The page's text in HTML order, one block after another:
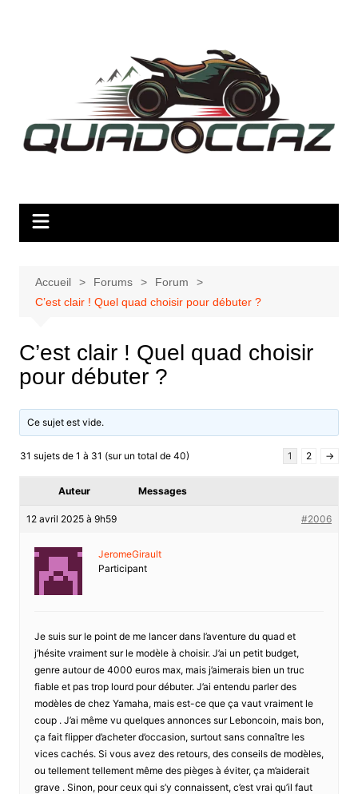
Accueil Forums
Forum
C’est clair ! Quel quad choisir pour débuter ?
C’est clair ! Quel quad choisir
pour débuter ?
Ce sujet est vide.
31 sujets de 1 à 31 (sur un total de 40) 1 2 →
Auteur Messages
12 avril 2025 à 9h59 #2006
JeromeGirault
Participant
Je suis sur le point de me lancer dans l’aventure du quad et
j’hésite vraiment sur le modèle à choisir. J’ai un petit budget,
genre autour de 4000 euros max, mais j’aimerais bien un truc
fiable et pas trop lourd pour débuter. J’ai entendu parler des
modèles de chez Yamaha, mais est-ce que ça vaut vraiment le
coup . J’ai même vu quelques annonces sur Leboncoin, mais bon,
ça fait flipper d’acheter d’occasion, surtout sans connaître les
vices cachés. Si vous avez des retours, des conseils de modèles,
ou tellement tellement même des pièges à éviter, ça m’aiderait
grave . Sinon, pour ceux qui s’y connaissent, c’est vrai qu’il faut